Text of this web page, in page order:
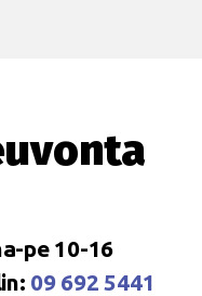
pe 10-16
09 692 5441